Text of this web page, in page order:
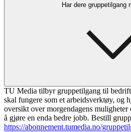
Har dere gruppetilgang
TU Media tilbyr gruppetilgang til
skal fungere som et arbeidsverktøy, og
oversikt over morgendagens
å gjøre en enda bedre jobb. Bestill
https://abonnement.tumedia.no/